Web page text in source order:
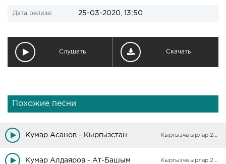
Дата релиза: 25-03-2020, 13:50
Слушать Скачать
Похожие песни
Кумар Асанов - Кыргызстан Кыргызча ырлар 2025
Кумар Алдаяров - Ат-Башым Кыргызча ырлар 2025